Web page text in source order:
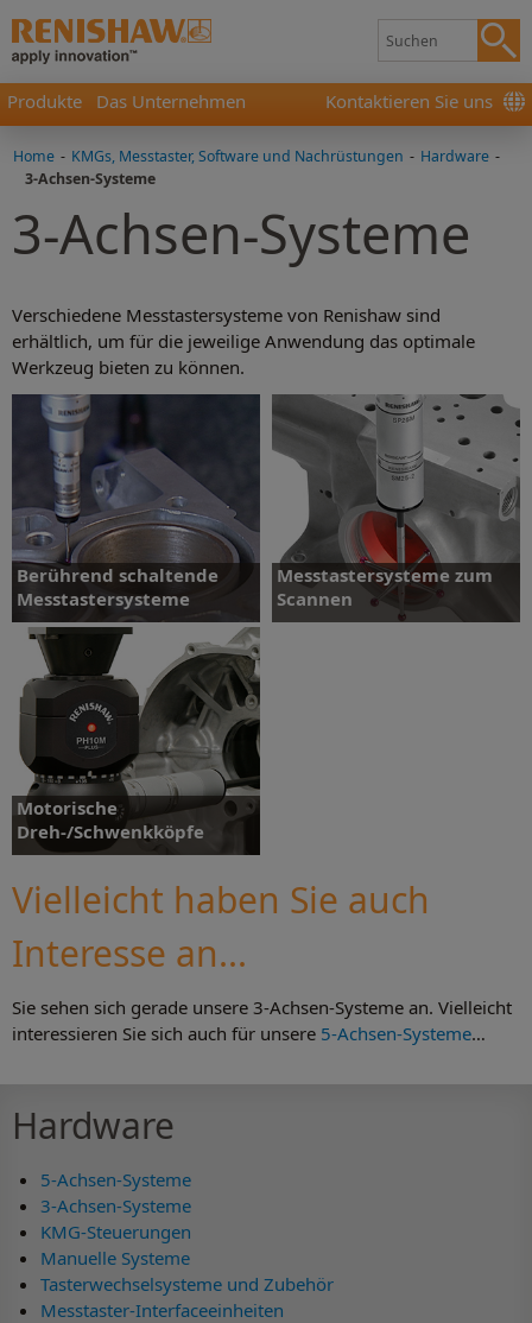
Produkte Das Unternehmen Kontaktieren Sie uns
Home - KMGs, Messtaster, Software und Nachrüstungen - Hardware -
3-Achsen-Systeme
3-Achsen-Systeme
Verschiedene Messtastersysteme von Renishaw sind
erhältlich, um für die jeweilige Anwendung das optimale
Werkzeug bieten zu können.
Berührend schaltende
Messtastersysteme
Berührend schaltende
Messtastersysteme
Messtastersysteme zum
Scannen
Motorische
Dreh-/Schwenkköpfe
Motorische
Dreh-/Schwenkköpfe
Vielleicht haben Sie auch
Interesse an...
Sie sehen sich gerade unsere 3-Achsen-Systeme an. Vielleicht
interessieren Sie sich auch für unsere 5-Achsen-Systeme…
Hardware
5-Achsen-Systeme
3-Achsen-Systeme
KMG-Steuerungen
Manuelle Systeme
Tasterwechselsysteme und Zubehör
Messtaster-Interfaceeinheiten